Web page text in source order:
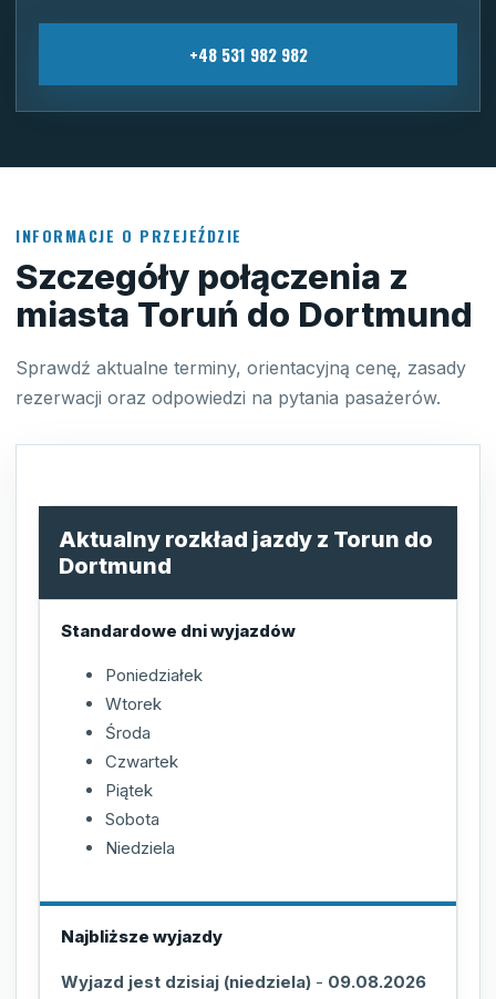
+48 531 982 982
INFORMACJE O PRZEJEŹDZIE
Szczegóły połączenia z
miasta Toruń do Dortmund
Sprawdź aktualne terminy, orientacyjną cenę, zasady
rezerwacji oraz odpowiedzi na pytania pasażerów.
Aktualny rozkład jazdy z Torun do
Dortmund
Standardowe dni wyjazdów
Poniedziałek
Wtorek
Środa
Czwartek
Piątek
Sobota
Niedziela
Najbliższe wyjazdy
Wyjazd jest dzisiaj (niedziela) - 09.08.2026